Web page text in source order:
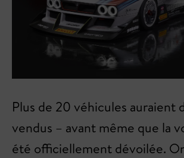
Plus de 20 véhicules auraient
vendus – avant même que la
été officiellement dévoilée.